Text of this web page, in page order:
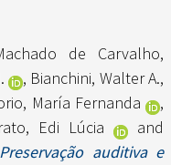
de Carvalho,
, Bianchini, Walter A.,
María Fernanda
,
Edi Lúcia
and
Preservação auditiva e